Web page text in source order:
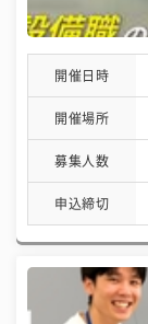
開催日時
開催場所
募集人数
申込締切